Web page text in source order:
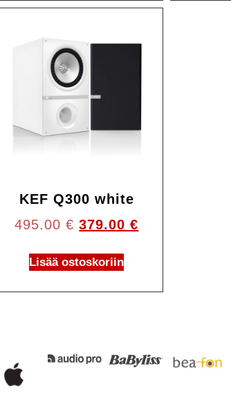
KEF Q300 white
495.00€ 379.00€
Lisää ostoskoriin